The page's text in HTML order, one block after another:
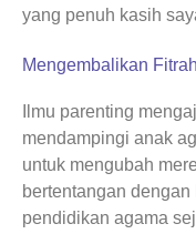
yang penuh kasih
Mengembalikan
Ilmu parenting
mendampingi anak
untuk mengubah
bertentangan
pendidikan agama